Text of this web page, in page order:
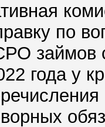
по
займов
года у